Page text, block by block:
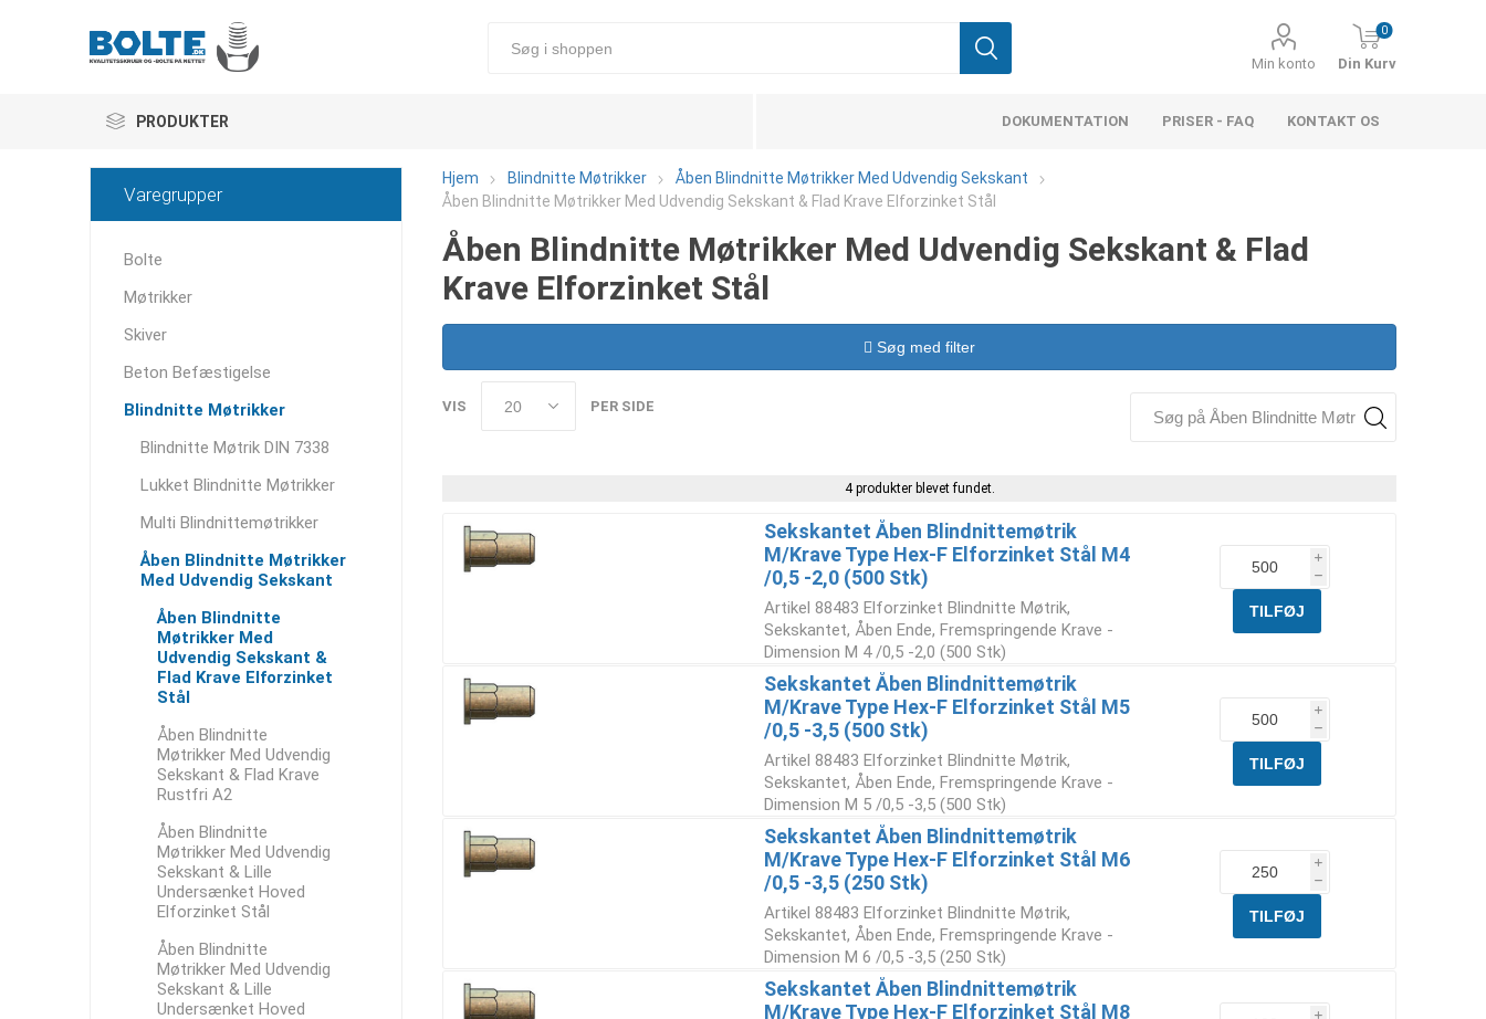
Min konto
0
Din Kurv
PRODUKTER DOKUMENTATION PRISER - FAQ KONTAKT OS
Hjem Blindnitte Møtrikker
Åben Blindnitte Møtrikker Med Udvendig Sekskant
Åben Blindnitte Møtrikker Med Udvendig Sekskant & Flad Krave Elforzinket Stål
Åben Blindnitte Møtrikker Med Udvendig Sekskant & Flad
Krave Elforzinket Stål
Søg med filter
VIS PER SIDE
4 produkter blevet fundet.
Sekskantet Åben Blindnittemøtrik
M/Krave Type Hex-F Elforzinket Stål M4
/0,5 -2,0 (500 Stk)
Artikel 88483 Elforzinket Blindnitte Møtrik,
Sekskantet, Åben Ende, Fremspringende Krave -
Dimension M 4 /0,5 -2,0 (500 Stk)
i
h
Sekskantet Åben Blindnittemøtrik
M/Krave Type Hex-F Elforzinket Stål M5
/0,5 -3,5 (500 Stk)
Artikel 88483 Elforzinket Blindnitte Møtrik,
Sekskantet, Åben Ende, Fremspringende Krave -
Dimension M 5 /0,5 -3,5 (500 Stk)
i
h
Sekskantet Åben Blindnittemøtrik
M/Krave Type Hex-F Elforzinket Stål M6
/0,5 -3,5 (250 Stk)
Artikel 88483 Elforzinket Blindnitte Møtrik,
Sekskantet, Åben Ende, Fremspringende Krave -
Dimension M 6 /0,5 -3,5 (250 Stk)
i
h
Sekskantet Åben Blindnittemøtrik
M/Krave Type Hex-F Elforzinket Stål M8
i
Varegrupper
Bolte
Møtrikker
Skiver
Beton Befæstigelse
Blindnitte Møtrikker
Blindnitte Møtrik DIN 7338
Lukket Blindnitte Møtrikker
Multi Blindnittemøtrikker
Åben Blindnitte Møtrikker
Med Udvendig Sekskant
Åben Blindnitte
Møtrikker Med
Udvendig Sekskant &
Flad Krave Elforzinket
Stål
Åben Blindnitte
Møtrikker Med Udvendig
Sekskant & Flad Krave
Rustfri A2
Åben Blindnitte
Møtrikker Med Udvendig
Sekskant & Lille
Undersænket Hoved
Elforzinket Stål
Åben Blindnitte
Møtrikker Med Udvendig
Sekskant & Lille
Undersænket Hoved